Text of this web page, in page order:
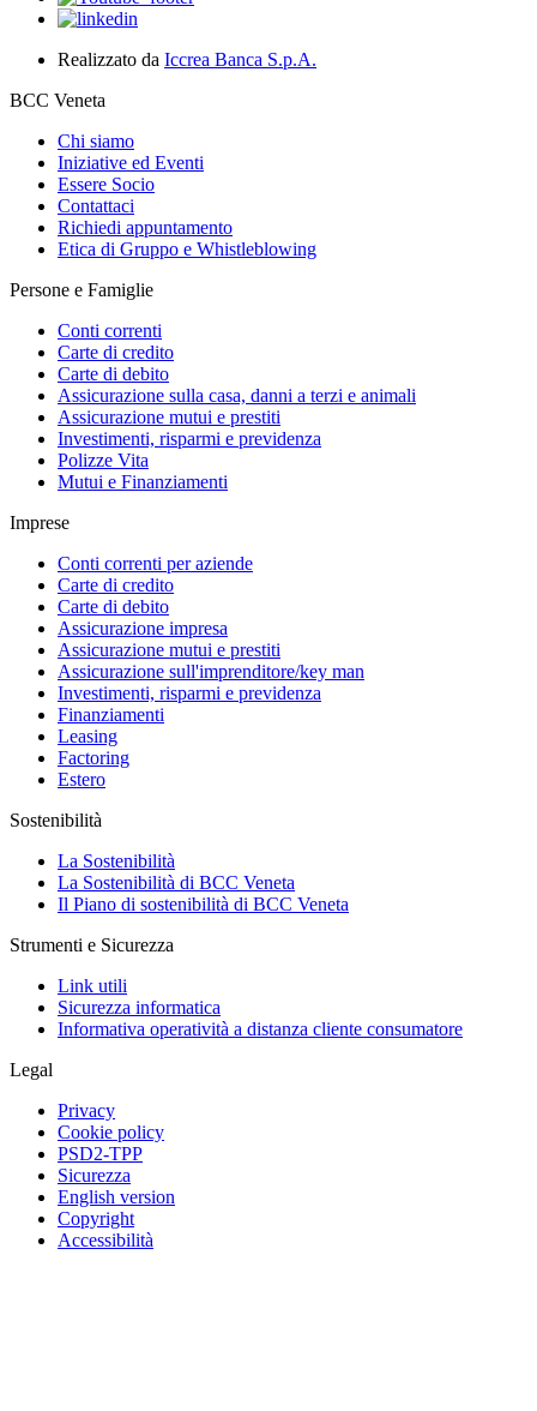
Realizzato da Iccrea Banca S.p.A.
BCC Veneta
Chi siamo
Iniziative ed Eventi
Essere Socio
Contattaci
Richiedi appuntamento
Etica di Gruppo e Whistleblowing
Persone e Famiglie
Conti correnti
Carte di credito
Carte di debito
Assicurazione sulla casa, danni a terzi e animali
Assicurazione mutui e prestiti
Investimenti, risparmi e previdenza
Polizze Vita
Mutui e Finanziamenti
Imprese
Conti correnti per aziende
Carte di credito
Carte di debito
Assicurazione impresa
Assicurazione mutui e prestiti
Assicurazione sull'imprenditore/key man
Investimenti, risparmi e previdenza
Finanziamenti
Leasing
Factoring
Estero
Sostenibilità
La Sostenibilità
La Sostenibilità di BCC Veneta
Il Piano di sostenibilità di BCC Veneta
Strumenti e Sicurezza
Link utili
Sicurezza informatica
Informativa operatività a distanza cliente consumatore
Legal
Privacy
Cookie policy
PSD2-TPP
Sicurezza
English version
Copyright
Accessibilità